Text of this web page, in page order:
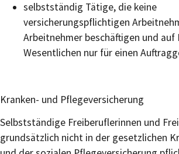
selbstständig Tätige, die keine
versicherungspflichtigen
Arbeitnehmer beschäftigen und auf
Wesentlichen nur für einen
Kranken- und Pflegeversicherung
Selbstständige Freiberuflerinnen und
grundsätzlich nicht in der gesetzlichen